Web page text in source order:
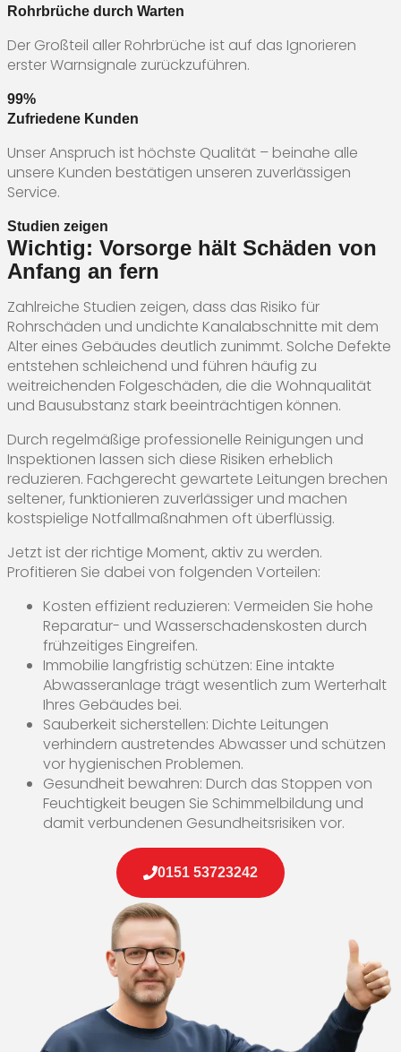
Rohrbrüche durch Warten
Der Großteil aller Rohrbrüche ist auf das Ignorieren
erster Warnsignale zurückzuführen.
99%
Zufriedene Kunden
Unser Anspruch ist höchste Qualität – beinahe alle
unsere Kunden bestätigen unseren zuverlässigen
Service.
Studien zeigen
Wichtig: Vorsorge hält Schäden von
Anfang an fern
Zahlreiche Studien zeigen, dass das Risiko für
Rohrschäden und undichte Kanalabschnitte mit dem
Alter eines Gebäudes deutlich zunimmt. Solche Defekte
entstehen schleichend und führen häufig zu
weitreichenden Folgeschäden, die die Wohnqualität
und Bausubstanz stark beeinträchtigen können.
Durch regelmäßige professionelle Reinigungen und
Inspektionen lassen sich diese Risiken erheblich
reduzieren. Fachgerecht gewartete Leitungen brechen
seltener, funktionieren zuverlässiger und machen
kostspielige Notfallmaßnahmen oft überflüssig.
Jetzt ist der richtige Moment, aktiv zu werden.
Profitieren Sie dabei von folgenden Vorteilen:
Kosten effizient reduzieren: Vermeiden Sie hohe
Reparatur- und Wasserschadenskosten durch
frühzeitiges Eingreifen.
Immobilie langfristig schützen: Eine intakte
Abwasseranlage trägt wesentlich zum Werterhalt
Ihres Gebäudes bei.
Sauberkeit sicherstellen: Dichte Leitungen
verhindern austretendes Abwasser und schützen
vor hygienischen Problemen.
Gesundheit bewahren: Durch das Stoppen von
Feuchtigkeit beugen Sie Schimmelbildung und
damit verbundenen Gesundheitsrisiken vor.
0151 53723242